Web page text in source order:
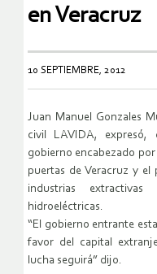
en Veracruz
10 SEPTIEMBRE, 2012
Juan Manuel Gonzales
civil LAVIDA,
gobierno encabezado
puertas de Veracruz y el
industrias
hidroeléctricas.
“El gobierno entrante
favor del capital
lucha seguirá” dijo.